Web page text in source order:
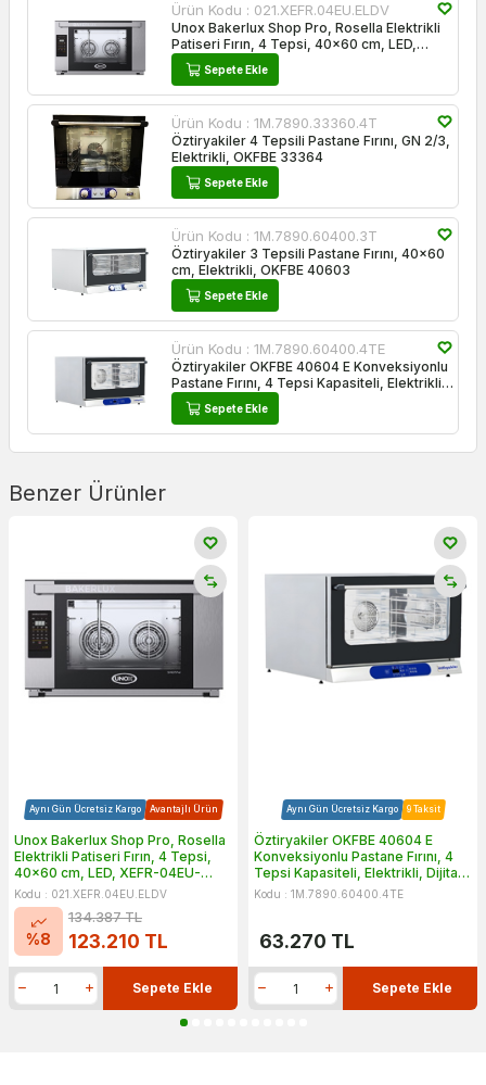
Ürün Kodu : 021.XEFR.04EU.ELDV
Unox Bakerlux Shop Pro, Rosella Elektrikli
Patiseri Fırın, 4 Tepsi, 40x60 cm, LED,
XEFR-04EU-ELDV
Sepete Ekle
Ürün Kodu : 1M.7890.33360.4T
Öztiryakiler 4 Tepsili Pastane Fırını, GN 2/3,
Elektrikli, OKFBE 33364
Sepete Ekle
Ürün Kodu : 1M.7890.60400.3T
Öztiryakiler 3 Tepsili Pastane Fırını, 40x60
cm, Elektrikli, OKFBE 40603
Sepete Ekle
Ürün Kodu : 1M.7890.60400.4TE
Öztiryakiler OKFBE 40604 E Konveksiyonlu
Pastane Fırını, 4 Tepsi Kapasiteli, Elektrikli,
Dijital, 40x60 cm
Sepete Ekle
Benzer Ürünler
Aynı Gün Ücretsiz Kargo Avantajlı Ürün
Unox Bakerlux Shop Pro, Rosella
Elektrikli Patiseri Fırın, 4 Tepsi,
40x60 cm, LED, XEFR-04EU-
ELDV
Kodu : 021.XEFR.04EU.ELDV
%8
134.387TL
123.210 TL
Sepete Ekle
Aynı Gün Ücretsiz Kargo 9 Taksit
Öztiryakiler OKFBE 40604 E
Konveksiyonlu Pastane Fırını, 4
Tepsi Kapasiteli, Elektrikli, Dijital,
40x60 cm
Kodu : 1M.7890.60400.4TE
63.270 TL
Sepete Ekle